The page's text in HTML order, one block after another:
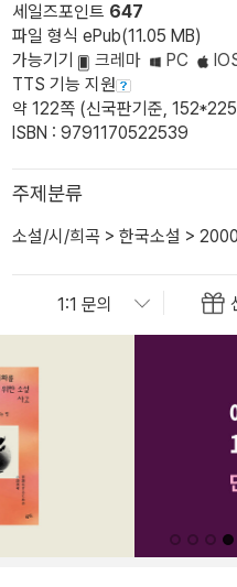
세일즈포인트 647
파일 형식 ePub(11.05 MB)
가능기기
크레마 PC
TTS 기능 지원
약 122쪽 (신국판기준,
ISBN : 9791170522539
주제분류
소설/시/희곡 > 한국소설 >